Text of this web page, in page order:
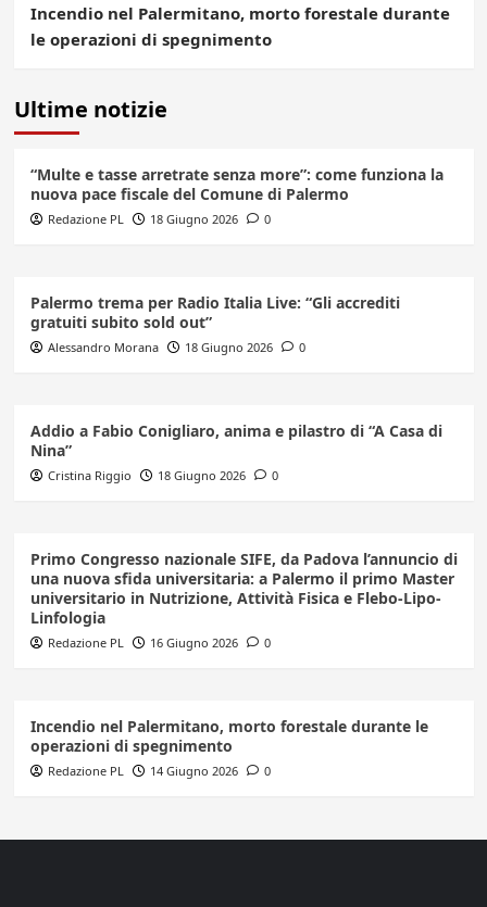
Incendio nel Palermitano, morto forestale durante
le operazioni di spegnimento
Ultime notizie
“Multe e tasse arretrate senza more”: come funziona la
nuova pace fiscale del Comune di Palermo
Redazione PL 18 Giugno 2026 0
Palermo trema per Radio Italia Live: “Gli accrediti
gratuiti subito sold out”
Alessandro Morana 18 Giugno 2026 0
Addio a Fabio Conigliaro, anima e pilastro di “A Casa di
Nina”
Cristina Riggio 18 Giugno 2026 0
Primo Congresso nazionale SIFE, da Padova l’annuncio di
una nuova sfida universitaria: a Palermo il primo Master
universitario in Nutrizione, Attività Fisica e Flebo-Lipo-
Linfologia
Redazione PL 16 Giugno 2026 0
Incendio nel Palermitano, morto forestale durante le
operazioni di spegnimento
Redazione PL 14 Giugno 2026 0